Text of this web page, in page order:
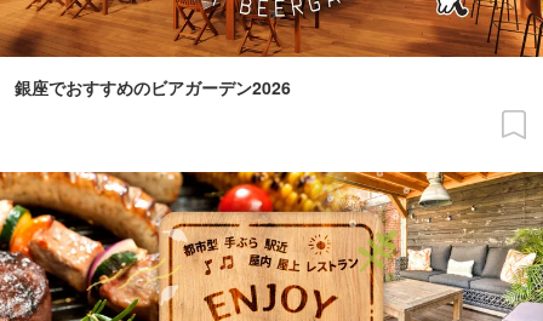
銀座でおすすめのビアガーデン2026